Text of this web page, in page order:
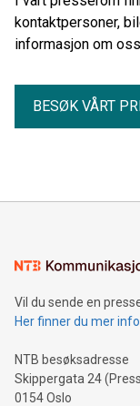
kontaktpersoner,
informasjon om
BESØK VÅRT
Vil du sende en
Her finner du mer
NTB besøksadresse
Skippergata 24
0154 Oslo